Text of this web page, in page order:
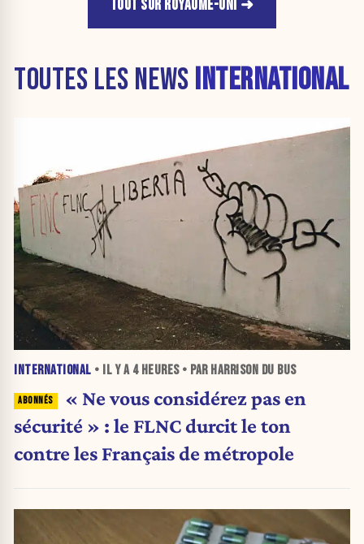
TOUT SUR ROYAUME-UNI
TOUTES LES NEWS INTERNATIONAL
INTERNATIONAL • IL Y A 4 HEURES• PAR HARRISON DU BUS
« Ne vous considérez pas en
sécurité » : le FLNC durcit le ton
contre les Français de métropole